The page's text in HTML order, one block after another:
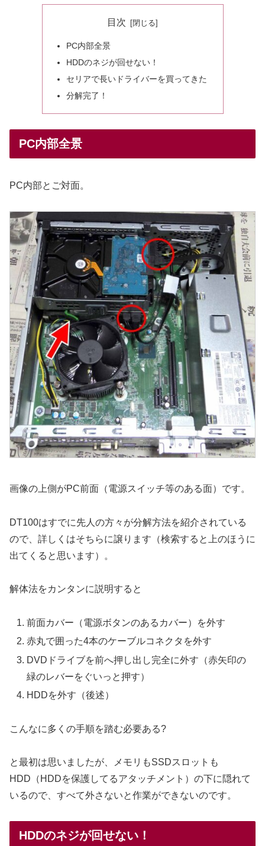
目次
PC内部全景
HDDのネジが回せない！
セリアで長いドライバーを買ってきた
分解完了！
PC内部全景
PC内部とご対面。
画像の上側がPC前面（電源スイッチ等のある面）です。
DT100はすでに先人の方々が分解方法を紹介されている
ので、詳しくはそちらに譲ります（検索すると上のほうに
出てくると思います）。
解体法をカンタンに説明すると
前面カバー（電源ボタンのあるカバー）を外す
赤丸で囲った4本のケーブルコネクタを外す
DVDドライブを前へ押し出し完全に外す（赤矢印の
緑のレバーをぐいっと押す）
HDDを外す（後述）
こんなに多くの手順を踏む必要ある?
と最初は思いましたが、メモリもSSDスロットも
HDD（HDDを保護してるアタッチメント）の下に隠れて
いるので、すべて外さないと作業ができないのです。
HDDのネジが回せない！